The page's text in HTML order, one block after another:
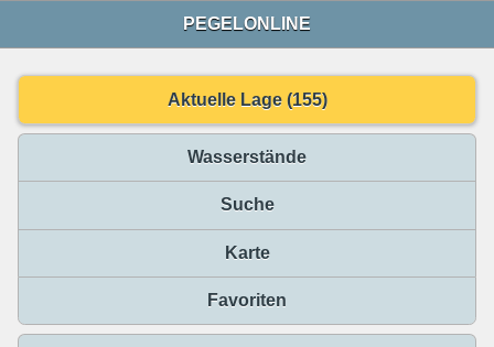
PEGELONLINE
Aktuelle Lage (155)
Wasserstände
Suche
Karte
Favoriten